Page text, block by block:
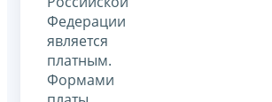
Федерации
является
платным.
Формами